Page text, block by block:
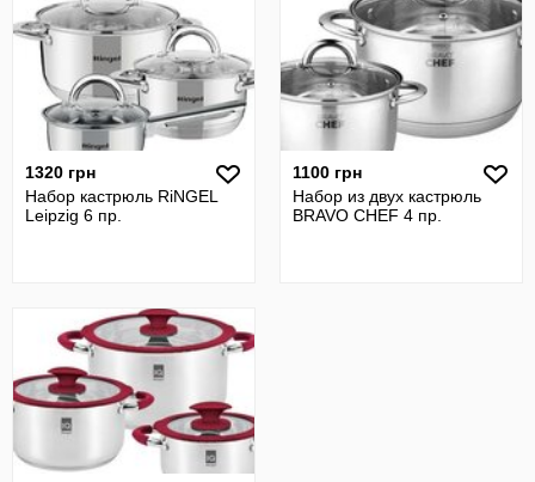
1320 грн
Набор кастрюль RiNGEL
Leipzig 6 пр.
1100 грн
Набор из двух кастрюль
BRAVO CHEF 4 пр.